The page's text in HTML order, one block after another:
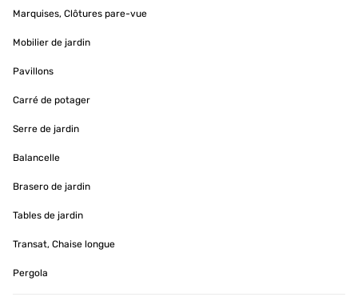
einpacken der Ware in die Produkt-Kartons selbst schon
ausgepackten Teilen und 100 Schrauben im Garten und sollte
auf Spannung, dass die Mittelstrebe sich nicht montieren lässt
mussten 2 Schrauben raus lassen. Ansonsten macht die Qualität
einen guten Eindruck. Bett ist sehr bequem. Nach 3 Tagen aber
Grenzen.
Amazon-Benutzer
Traduire
Marquises, Clôtures pare-vue
Mobilier de jardin
Pavillons
Carré de potager
Serre de jardin
Balancelle
Brasero de jardin
Tables de jardin
Transat, Chaise longue
Pergola